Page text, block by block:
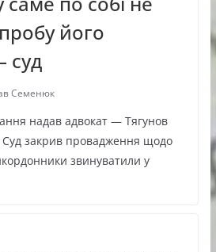
його
суд
Семенюк
надав адвокат — Тягунов
Суд закрив провадження щодо
звинуватили у